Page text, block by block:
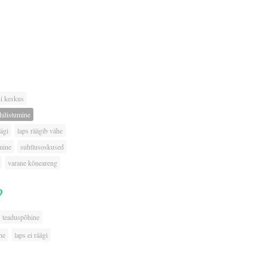
keskus
laps räägib vähe
suhtlusoskused
varane kõneareng
teaduspõhine
laps ei räägi